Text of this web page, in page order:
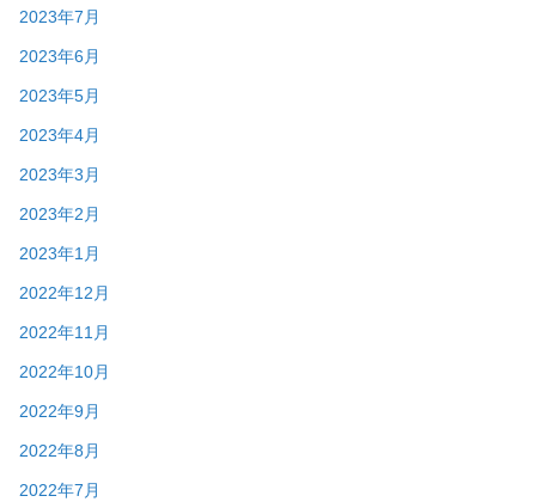
2023年7月
2023年6月
2023年5月
2023年4月
2023年3月
2023年2月
2023年1月
2022年12月
2022年11月
2022年10月
2022年9月
2022年8月
2022年7月